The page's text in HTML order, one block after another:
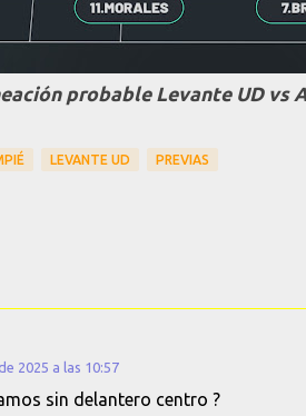
probable Levante UD vs
LEVANTE UD PREVIAS
2025 a las 10:57
sin delantero centro ?